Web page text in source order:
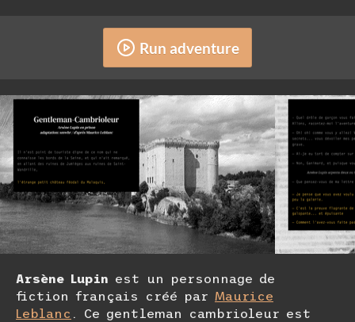
Run adventure
Arsène Lupin est un personnage de
fiction français créé par Maurice
Leblanc . Ce gentleman cambrioleur est